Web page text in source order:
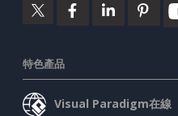
特色產品
Visual Paradigm在線